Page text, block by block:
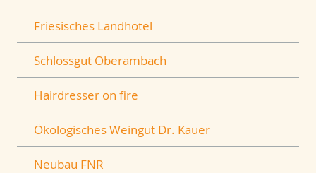
Friesisches Landhotel
Schlossgut Oberambach
Hairdresser on fire
Ökologisches Weingut Dr. Kauer
Neubau FNR